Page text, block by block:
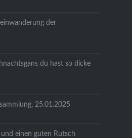
der
du hast so dicke
25.01.2025
einen guten Rutsch